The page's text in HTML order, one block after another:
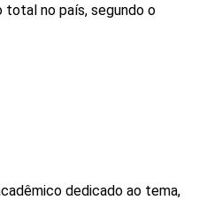
total no país, segundo o
dedicado ao tema,